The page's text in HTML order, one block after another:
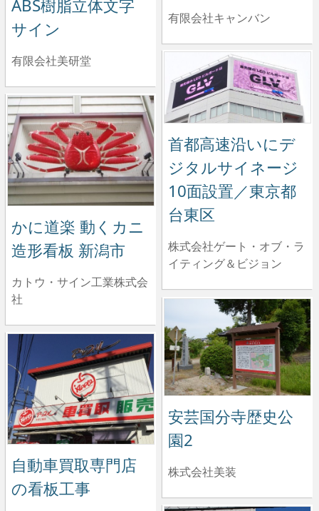
有限会社キャンバン
ABS樹脂立体文字
サイン
有限会社美研堂
首都高速沿いにデ
ジタルサイネージ
10面設置／東京都
台東区
株式会社ゲート・オブ・ラ
イティング＆ビジョン
かに道楽 動くカニ
造形看板 新潟市
カトウ・サイン工業株式会
社
安芸国分寺歴史公
園2
株式会社美装
自動車買取専門店
の看板工事